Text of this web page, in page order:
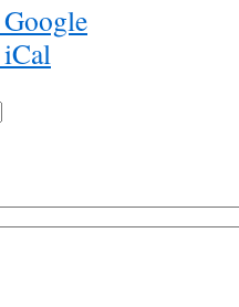
Google
iCal